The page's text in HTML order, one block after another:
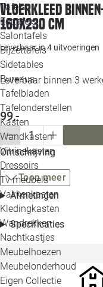
Tafels
Eettafels
Salontafels
Bijzettafels
Sidetables
Bureaus
Tafelbladen
Tafelonderstellen
Kasten
Wandkasten
Vitrinekasten
Dressoirs
Tv meubels
Vakkenkasten
Kledingkasten
Wandrekken
Nachtkastjes
Meubelhoezen
Meubelonderhoud
Eigen Collectie
Vloerkleed
160x230 cm
Leverbaar in4 uitvoeringen
Leverbaar binnen 3
99,-
Omschrijving
Toon meer
Afmetingen
Specificaties